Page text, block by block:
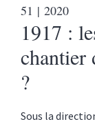
51 | 2020
1917 :
chantier
?
Sous la